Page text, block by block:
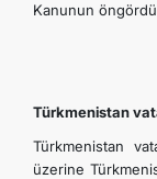
Kanunun
Türkmenistan
Türkmenistan
üzerine